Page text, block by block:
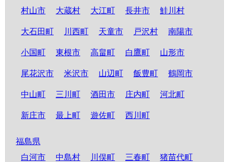
村山市 大蔵村 大江町 長井市 鮭川村
大石田町 川西町 天童市 戸沢村 南陽市
小国町 東根市 高畠町 白鷹町 山形市
尾花沢市 米沢市 山辺町 飯豊町 鶴岡市
中山町 三川町 酒田市 庄内町 河北町
新庄市 最上町 遊佐町 西川町
福島県
白河市
中島村 川俣町 三春町 猪苗代町